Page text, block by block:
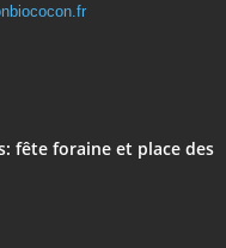
fête foraine et place des